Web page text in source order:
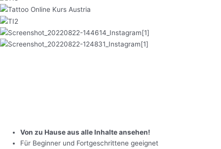
Von zu Hause aus alle Inhalte ansehen!
Für Beginner und Fortgeschrittene geeignet